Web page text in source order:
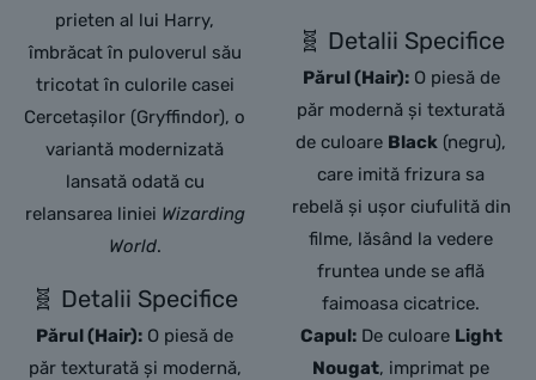
prieten al lui Harry,
îmbrăcat în puloverul său
tricotat în culorile casei
Cercetașilor (Gryffindor), o
variantă modernizată
lansată odată cu
relansarea liniei Wizarding
World.
🧬 Detalii Specifice
Părul (Hair): O piesă de
păr texturată și modernă,
🧬 Detalii Specifice
Părul (Hair):O piesă de
păr modernă și texturată
de culoare Black (negru),
care imită frizura sa
rebelă și ușor ciufulită din
filme, lăsând la vedere
fruntea unde se află
faimoasa cicatrice.
Capul:De culoare Light
Nougat, imprimat pe